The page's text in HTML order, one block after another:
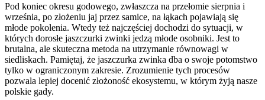
Pod koniec okresu godowego, zwłaszcza na przełomie sierpnia i
września, po złożeniu jaj przez samice, na łąkach pojawiają się
młode pokolenia. Wtedy też najczęściej dochodzi do sytuacji, w
których dorosłe jaszczurki zwinki jedzą młode osobniki. Jest to
brutalna, ale skuteczna metoda na utrzymanie równowagi w
siedliskach. Pamiętaj, że jaszczurka zwinka dba o swoje potomstwo
tylko w ograniczonym zakresie. Zrozumienie tych procesów
pozwala lepiej docenić złożoność ekosystemu, w którym żyją nasze
polskie gady.